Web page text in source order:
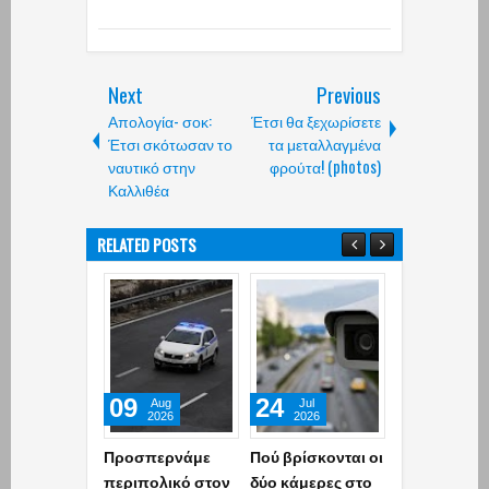
Next
Απολογία- σοκ:
Έτσι σκότωσαν το
ναυτικό στην
Καλλιθέα
Previous
Έτσι θα ξεχωρίσετε
τα μεταλλαγμένα
φρούτα! (photos)
RELATED POSTS
Προσπερνάμε
περιπολικό στον
09
Aug
2026
Πού βρίσκονται οι
δύο κάμερες στο
24
Jul
2026